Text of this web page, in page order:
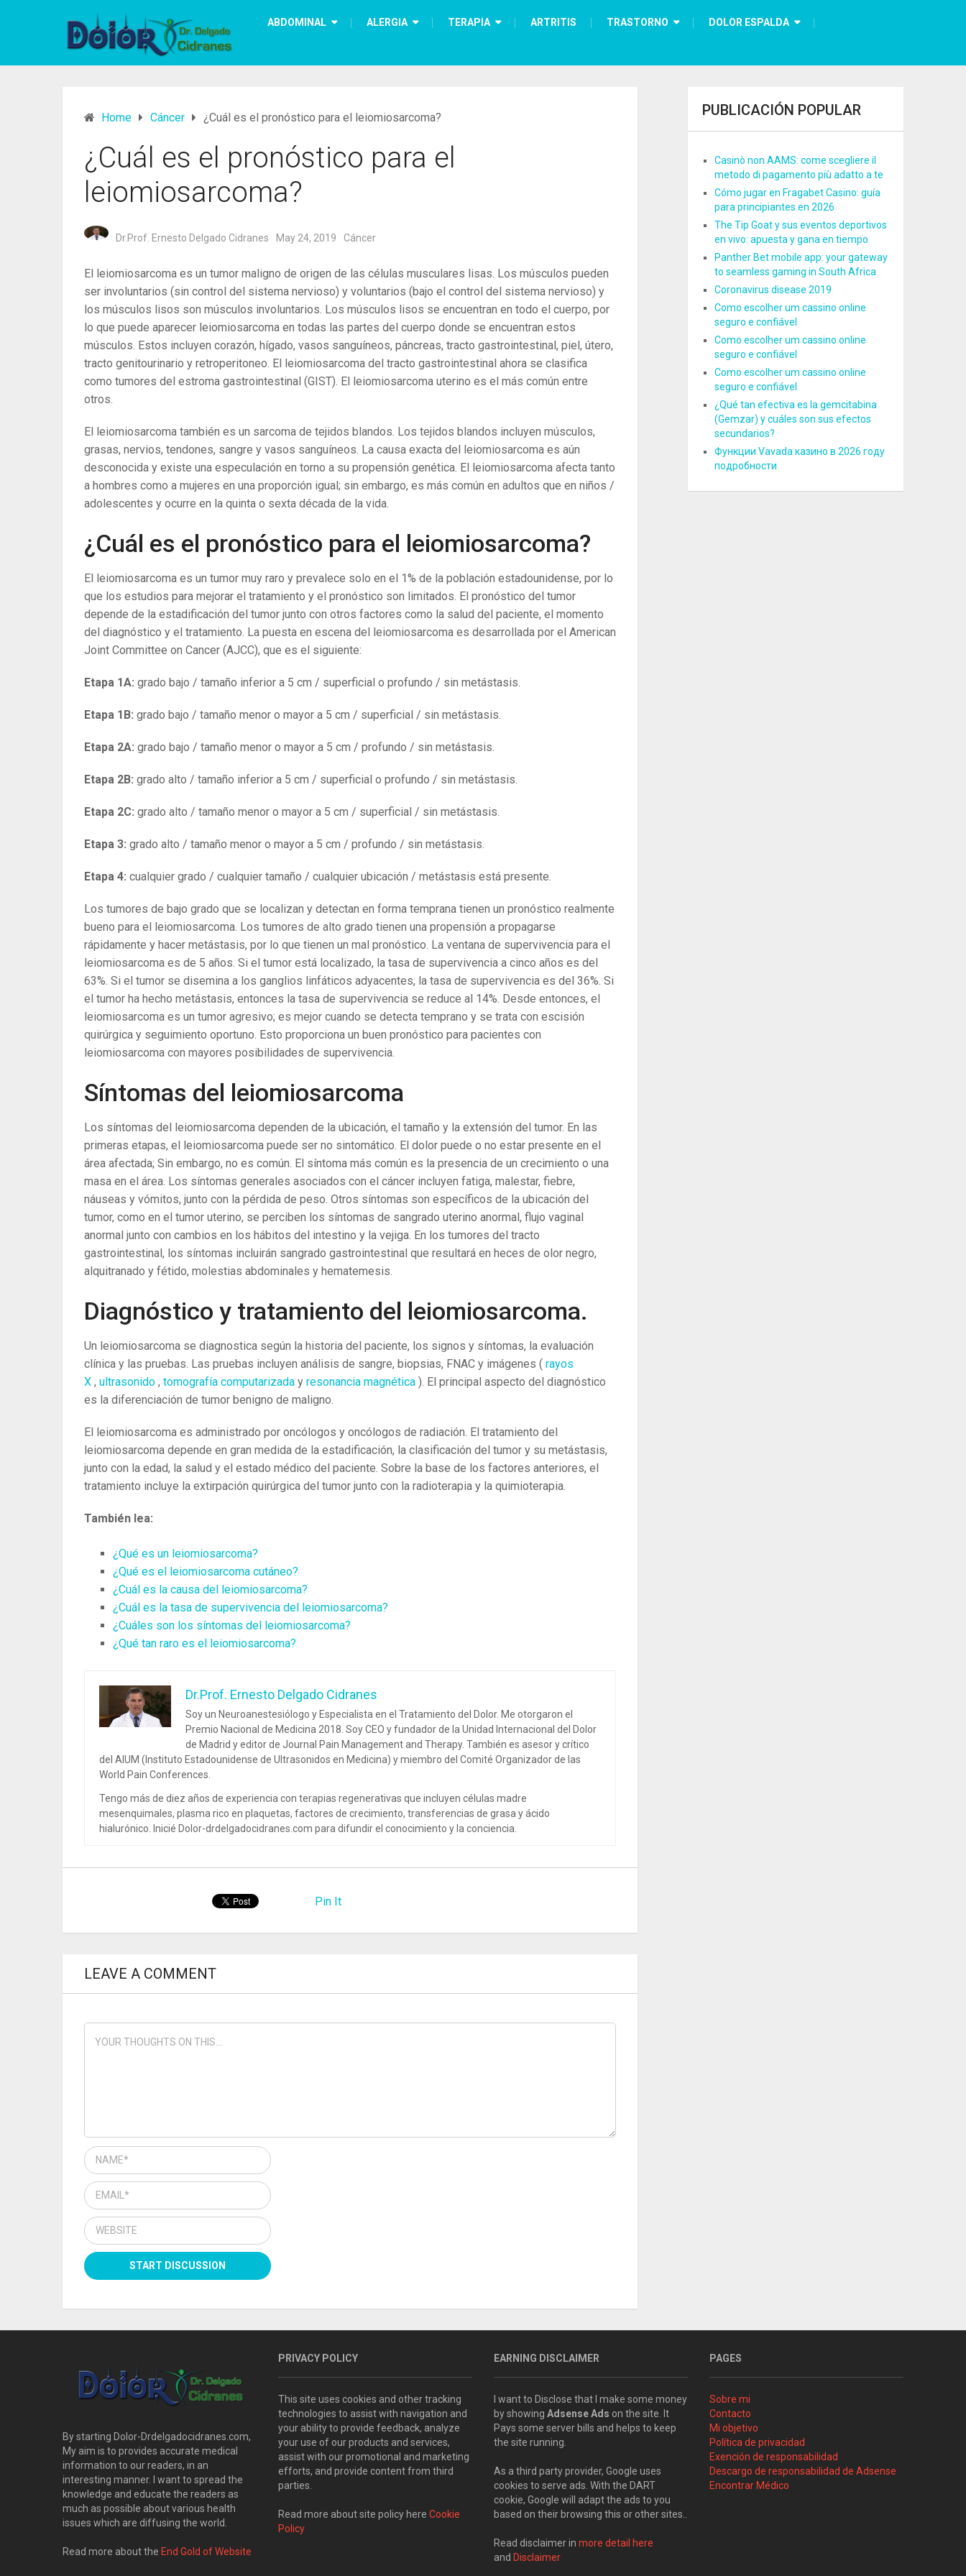
ABDOMINAL ALERGIA TERAPIA ARTRITIS TRASTORNO DOLOR ESPALDA
Home Cáncer ¿Cuál es el pronóstico para el leiomiosarcoma?
¿Cuál es el pronóstico para el
leiomiosarcoma?
Dr.Prof. Ernesto Delgado Cidranes May 24, 2019 Cáncer
El leiomiosarcoma es un tumor maligno de origen de las células musculares lisas. Los músculos pueden
ser involuntarios (sin control del sistema nervioso) y voluntarios (bajo el control del sistema nervioso) y
los músculos lisos son músculos involuntarios. Los músculos lisos se encuentran en todo el cuerpo, por
lo que puede aparecer leiomiosarcoma en todas las partes del cuerpo donde se encuentran estos
músculos. Estos incluyen corazón, hígado, vasos sanguíneos, páncreas, tracto gastrointestinal, piel, útero,
tracto genitourinario y retroperitoneo. El leiomiosarcoma del tracto gastrointestinal ahora se clasifica
como tumores del estroma gastrointestinal (GIST). El leiomiosarcoma uterino es el más común entre
otros.
El leiomiosarcoma también es un sarcoma de tejidos blandos. Los tejidos blandos incluyen músculos,
grasas, nervios, tendones, sangre y vasos sanguíneos. La causa exacta del leiomiosarcoma es aún
desconocida y existe una especulación en torno a su propensión genética. El leiomiosarcoma afecta tanto
a hombres como a mujeres en una proporción igual; sin embargo, es más común en adultos que en niños /
adolescentes y ocurre en la quinta o sexta década de la vida.
¿Cuál es el pronóstico para el leiomiosarcoma?
El leiomiosarcoma es un tumor muy raro y prevalece solo en el 1% de la población estadounidense, por lo
que los estudios para mejorar el tratamiento y el pronóstico son limitados. El pronóstico del tumor
depende de la estadificación del tumor junto con otros factores como la salud del paciente, el momento
del diagnóstico y el tratamiento. La puesta en escena del leiomiosarcoma es desarrollada por el American
Joint Committee on Cancer (AJCC), que es el siguiente:
Etapa 1A: grado bajo / tamaño inferior a 5 cm / superficial o profundo / sin metástasis.
Etapa 1B: grado bajo / tamaño menor o mayor a 5 cm / superficial / sin metástasis.
Etapa 2A: grado bajo / tamaño menor o mayor a 5 cm / profundo / sin metástasis.
Etapa 2B: grado alto / tamaño inferior a 5 cm / superficial o profundo / sin metástasis.
Etapa 2C: grado alto / tamaño menor o mayor a 5 cm / superficial / sin metástasis.
Etapa 3: grado alto / tamaño menor o mayor a 5 cm / profundo / sin metástasis.
Etapa 4: cualquier grado / cualquier tamaño / cualquier ubicación / metástasis está presente.
Los tumores de bajo grado que se localizan y detectan en forma temprana tienen un pronóstico realmente
bueno para el leiomiosarcoma. Los tumores de alto grado tienen una propensión a propagarse
rápidamente y hacer metástasis, por lo que tienen un mal pronóstico. La ventana de supervivencia para el
leiomiosarcoma es de 5 años. Si el tumor está localizado, la tasa de supervivencia a cinco años es del
63%. Si el tumor se disemina a los ganglios linfáticos adyacentes, la tasa de supervivencia es del 36%. Si
el tumor ha hecho metástasis, entonces la tasa de supervivencia se reduce al 14%. Desde entonces, el
leiomiosarcoma es un tumor agresivo; es mejor cuando se detecta temprano y se trata con escisión
quirúrgica y seguimiento oportuno. Esto proporciona un buen pronóstico para pacientes con
leiomiosarcoma con mayores posibilidades de supervivencia.
Síntomas del leiomiosarcoma
Los síntomas del leiomiosarcoma dependen de la ubicación, el tamaño y la extensión del tumor. En las
primeras etapas, el leiomiosarcoma puede ser no sintomático. El dolor puede o no estar presente en el
área afectada; Sin embargo, no es común. El síntoma más común es la presencia de un crecimiento o una
masa en el área. Los síntomas generales asociados con el cáncer incluyen fatiga, malestar, fiebre,
náuseas y vómitos, junto con la pérdida de peso. Otros síntomas son específicos de la ubicación del
tumor, como en el tumor uterino, se perciben los síntomas de sangrado uterino anormal, flujo vaginal
anormal junto con cambios en los hábitos del intestino y la vejiga. En los tumores del tracto
gastrointestinal, los síntomas incluirán sangrado gastrointestinal que resultará en heces de olor negro,
alquitranado y fétido, molestias abdominales y hematemesis.
Diagnóstico y tratamiento del leiomiosarcoma.
Un leiomiosarcoma se diagnostica según la historia del paciente, los signos y síntomas, la evaluación
clínica y las pruebas. Las pruebas incluyen análisis de sangre, biopsias, FNAC y imágenes ( rayos
X , ultrasonido , tomografía computarizada y resonancia magnética ). El principal aspecto del diagnóstico
es la diferenciación de tumor benigno de maligno.
El leiomiosarcoma es administrado por oncólogos y oncólogos de radiación. El tratamiento del
leiomiosarcoma depende en gran medida de la estadificación, la clasificación del tumor y su metástasis,
junto con la edad, la salud y el estado médico del paciente. Sobre la base de los factores anteriores, el
tratamiento incluye la extirpación quirúrgica del tumor junto con la radioterapia y la quimioterapia.
También lea:
¿Qué es un leiomiosarcoma?
¿Qué es el leiomiosarcoma cutáneo?
¿Cuál es la causa del leiomiosarcoma?
¿Cuál es la tasa de supervivencia del leiomiosarcoma?
¿Cuáles son los síntomas del leiomiosarcoma?
¿Qué tan raro es el leiomiosarcoma?
Dr.Prof. Ernesto Delgado Cidranes
Soy un Neuroanestesiólogo y Especialista en el Tratamiento del Dolor. Me otorgaron el
Premio Nacional de Medicina 2018. Soy CEO y fundador de la Unidad Internacional del Dolor
de Madrid y editor de Journal Pain Management and Therapy. También es asesor y crítico
del AIUM (Instituto Estadounidense de Ultrasonidos en Medicina) y miembro del Comité Organizador de las
World Pain Conferences.
Tengo más de diez años de experiencia con terapias regenerativas que incluyen células madre
mesenquimales, plasma rico en plaquetas, factores de crecimiento, transferencias de grasa y ácido
hialurónico. Inicié Dolor-drdelgadocidranes.com para difundir el conocimiento y la conciencia.
Pin It
LEAVE A COMMENT
PUBLICACIÓN POPULAR
Casinò non AAMS: come scegliere il
metodo di pagamento più adatto a te
Cómo jugar en Fragabet Casino: guía
para principiantes en 2026
The Tip Goat y sus eventos deportivos
en vivo: apuesta y gana en tiempo
Panther Bet mobile app: your gateway
to seamless gaming in South Africa
Coronavirus disease 2019
Como escolher um cassino online
seguro e confiável
Como escolher um cassino online
seguro e confiável
Como escolher um cassino online
seguro e confiável
¿Qué tan efectiva es la gemcitabina
(Gemzar) y cuáles son sus efectos
secundarios?
Функции Vavada казино в 2026 году
подробности
By starting Dolor-Drdelgadocidranes.com,
My aim is to provides accurate medical
information to our readers, in an
interesting manner. I want to spread the
knowledge and educate the readers as
much as possible about various health
issues which are diffusing the world.
Read more about the End Gold of Website
PRIVACY POLICY
This site uses cookies and other tracking
technologies to assist with navigation and
your ability to provide feedback, analyze
your use of our products and services,
assist with our promotional and marketing
efforts, and provide content from third
parties.
Read more about site policy here Cookie
Policy
EARNING DISCLAIMER
I want to Disclose that I make some money
by showing Adsense Ads on the site. It
Pays some server bills and helps to keep
the site running.
As a third party provider, Google uses
cookies to serve ads. With the DART
cookie, Google will adapt the ads to you
based on their browsing this or other sites..
Read disclaimer in more detail here
and Disclaimer
PAGES
Sobre mi
Contacto
Mi objetivo
Política de privacidad
Exención de responsabilidad
Descargo de responsabilidad de Adsense
Encontrar Médico